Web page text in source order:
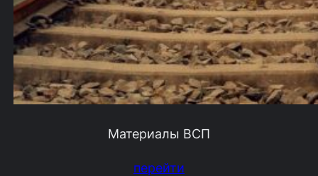
Материалы ВСП
перейти